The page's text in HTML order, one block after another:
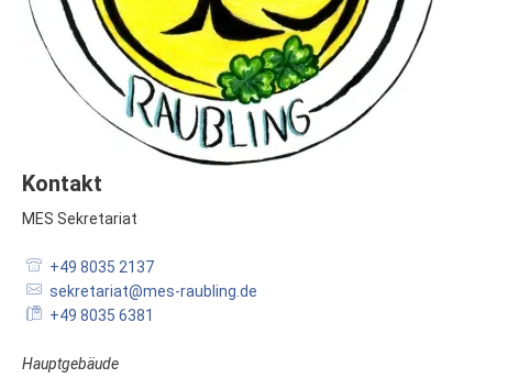
Kontakt
MES Sekretariat
+49 8035 2137
sekretariat@mes-raubling.de
+49 8035 6381
Hauptgebäude